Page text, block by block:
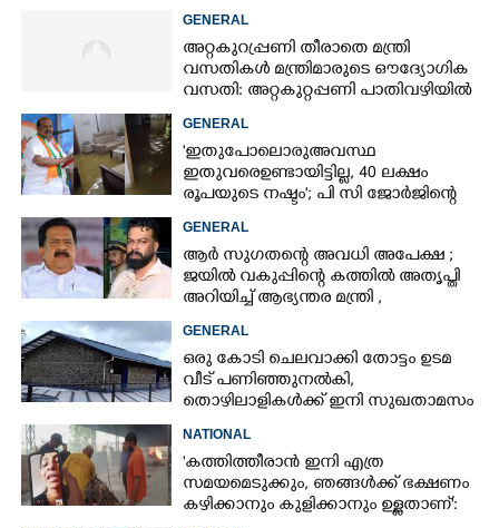
GENERAL
അറ്റകുറ്രപ്പണി തീരാതെ മന്ത്രി
വസതികൾ മന്ത്രിമാരുടെ ഔദ്യോഗിക
വസതി: അറ്റകുറ്റപ്പണി പാതിവഴിയിൽ
GENERAL
'ഇതുപോലൊരു അവസ്ഥ
ഇതുവരെ ഉണ്ടായിട്ടില്ല, 40 ലക്ഷം
രൂപയുടെ നഷ്ടം'; പി സി ജോർജിന്റെ
GENERAL
ആർ സുഗതന്റെ അവധി അപേക്ഷ ;
ജയിൽ വകുപ്പിന്റെ കത്തിൽ അതൃപ്തി
അറിയിച്ച് ആഭ്യന്തര മന്ത്രി ,​
GENERAL
ഒരു കോടി ചെലവാക്കി തോട്ടം ഉടമ
വീട്‌ പണിഞ്ഞുനൽകി,
തൊഴിലാളികൾക്ക് ഇനി സുഖതാമസം
NATIONAL
'കത്തിത്തീരാൻ ഇനി എത്ര
സമയമെടുക്കും, ഞങ്ങൾക്ക് ഭക്ഷണം
കഴിക്കാനും കുളിക്കാനും ഉള്ളതാണ്':